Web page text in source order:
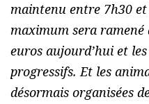
maintenu entre 7h30
maximum sera ramené
euros aujourd’hui et
progressifs. Et les
désormais organisées